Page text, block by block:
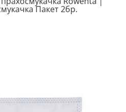
Пакет 2бр.